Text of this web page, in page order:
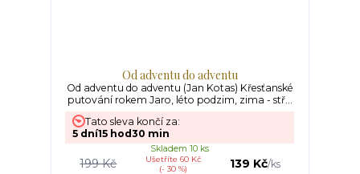
Od adventu do adventu
Od adventu do adventu (Jan Kotas) Křesťanské
putování rokem Jaro, léto podzim, zima - stř...
199 Kč
Ušetříte 60 Kč
(- 30 %)
139 Kč/ks
Skladem 10 ks
Tato sleva končí za:
5 dní15 hod30 min